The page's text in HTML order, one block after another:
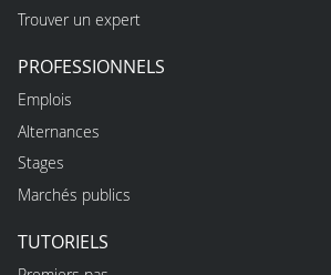
Trouver un expert
PROFESSIONNELS
Emplois
Alternances
Stages
Marchés publics
TUTORIELS